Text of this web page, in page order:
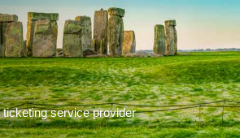
service provider